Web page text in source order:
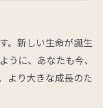
。新しい生命が誕生
うに、あなたも今、
より大きな成長のた